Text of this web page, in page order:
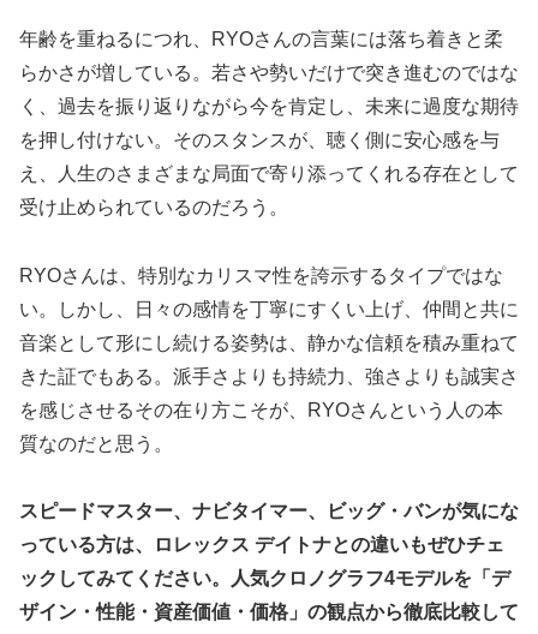
年齢を重ねるにつれ、RYOさんの言葉には落ち着きと柔
らかさが増している。若さや勢いだけで突き進むのではな
く、過去を振り返りながら今を肯定し、未来に過度な期待
を押し付けない。そのスタンスが、聴く側に安心感を与
え、人生のさまざまな局面で寄り添ってくれる存在として
受け止められているのだろう。
RYOさんは、特別なカリスマ性を誇示するタイプではな
い。しかし、日々の感情を丁寧にすくい上げ、仲間と共に
音楽として形にし続ける姿勢は、静かな信頼を積み重ねて
きた証でもある。派手さよりも持続力、強さよりも誠実さ
を感じさせるその在り方こそが、RYOさんという人の本
質なのだと思う。
スピードマスター、ナビタイマー、ビッグ・バンが気にな
っている方は、ロレックス デイトナとの違いもぜひチェ
ックしてみてください。人気クロノグラフ4モデルを「デ
ザイン・性能・資産価値・価格」の観点から徹底比較して